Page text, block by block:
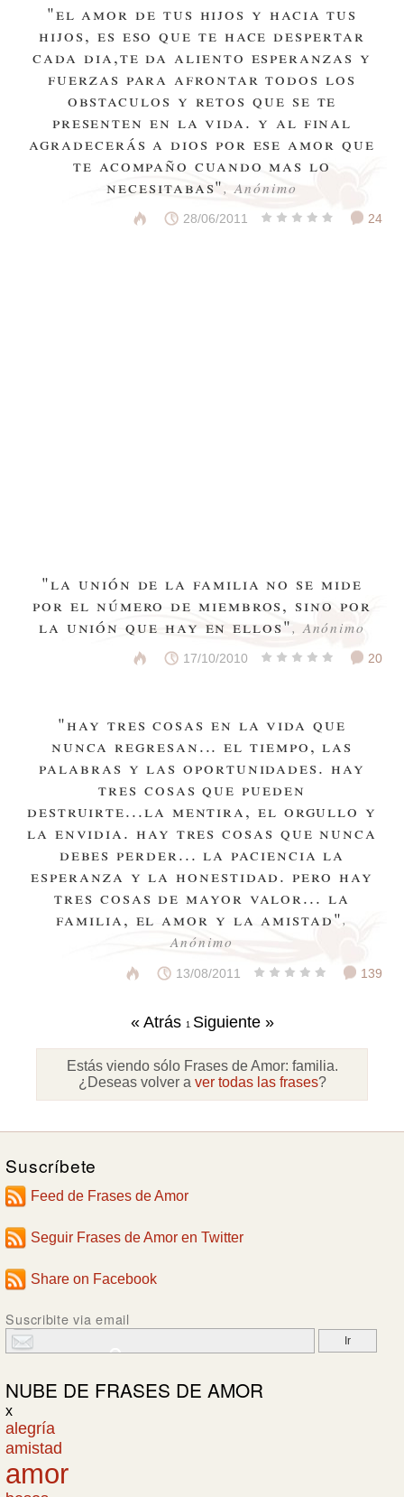
"el amor de tus hijos y hacia tus
hijos, es eso que te hace despertar
cada dia,te da aliento esperanzas y
fuerzas para afrontar todos los
obstaculos y retos que se te
presenten en la vida. y al final
agradecerás a dios por ese amor que
te acompaño cuando mas lo
necesitabas", Anónimo
28/06/2011 24
"la unión de la familia no se mide
por el número de miembros, sino por
la unión que hay en ellos", Anónimo
17/10/2010 20
"hay tres cosas en la vida que
nunca regresan... el tiempo, las
palabras y las oportunidades. hay
tres cosas que pueden
destruirte...la mentira, el orgullo y
la envidia. hay tres cosas que nunca
debes perder... la paciencia la
esperanza y la honestidad. pero hay
tres cosas de mayor valor... la
familia, el amor y la amistad",
Anónimo
13/08/2011 139
« Atrás 1 Siguiente »
Estás viendo sólo Frases de Amor: familia.
¿Deseas volver a ver todas las frases?
Suscríbete
Feed de Frases de Amor
Seguir Frases de Amor en Twitter
Share on Facebook
Suscribite via email
NUBE DE FRASES DE AMOR
x
alegría
amistad
amor